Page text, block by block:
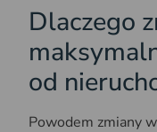
Dlaczego
od
Powodem zmiany